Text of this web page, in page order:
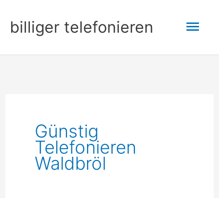
Inhalt
springen
billiger telefonieren
Günstig
Telefonieren
Waldbröl